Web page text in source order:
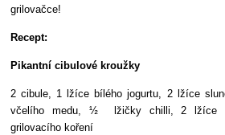
grilovačce!
Recept:
Pikantní cibulové kroužky
2 cibule, 1 lžíce bílého jogurtu, 2 lžíce
včelího medu, ½ lžičky chilli, 2 lžíce
grilovacího koření